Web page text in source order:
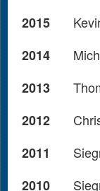
2015
2014
2013
2012
2011
2010